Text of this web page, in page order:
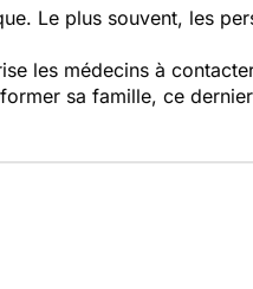
Le plus souvent, les
les médecins à
sa famille, ce dernier